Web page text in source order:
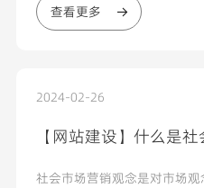
了问题导致域名被泛解析了，
查看更多
2024-02-26
【网站建设】什么是
社会市场营销观念是对市场